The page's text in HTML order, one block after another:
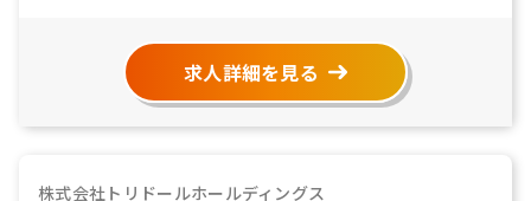
求人詳細を見る
株式会社トリドールホールディングス